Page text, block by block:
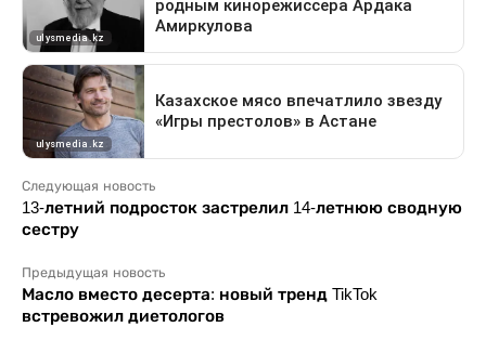
Следующая новость
13-летний подросток застрелил 14-летнюю сводную
сестру
Предыдущая новость
Масло вместо десерта: новый тренд TikTok
встревожил диетологов